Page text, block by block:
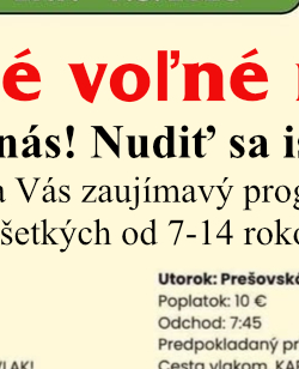
02/137 -A53 Zmluva
Zmluva
02/136-A52 Zmluva
Zmluva
02/134 Zmluva